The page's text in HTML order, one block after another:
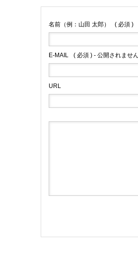
名前（例：山田 太郎） ( 必須 )
E-MAIL ( 必須 ) - 公開されませ
URL